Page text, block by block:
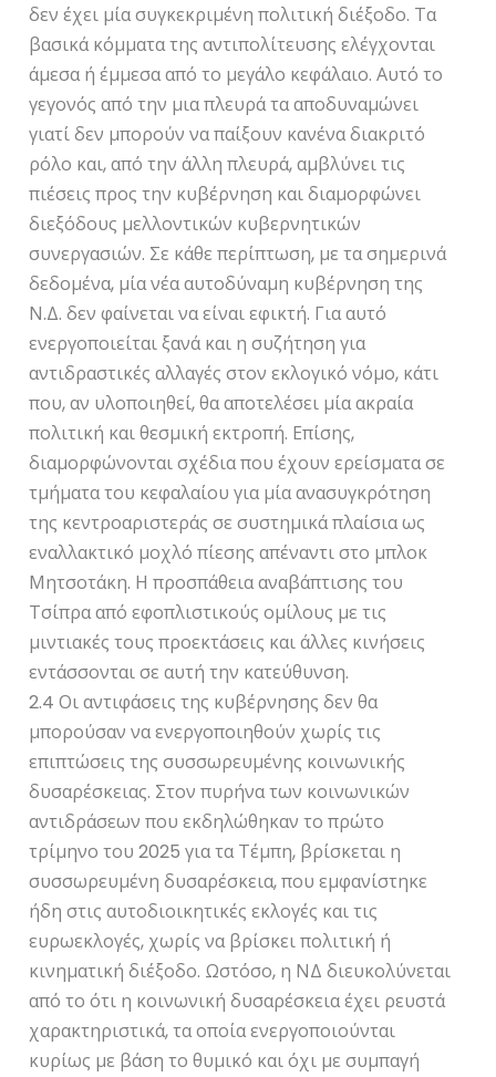
δεν έχει μία συγκεκριμένη πολιτική διέξοδο. Τα
βασικά κόμματα της αντιπολίτευσης ελέγχονται
άμεσα ή έμμεσα από το μεγάλο κεφάλαιο. Αυτό το
γεγονός από την μια πλευρά τα αποδυναμώνει
γιατί δεν μπορούν να παίξουν κανένα διακριτό
ρόλο και, από την άλλη πλευρά, αμβλύνει τις
πιέσεις προς την κυβέρνηση και διαμορφώνει
διεξόδους μελλοντικών κυβερνητικών
συνεργασιών. Σε κάθε περίπτωση, με τα σημερινά
δεδομένα, μία νέα αυτοδύναμη κυβέρνηση της
Ν.Δ. δεν φαίνεται να είναι εφικτή. Για αυτό
ενεργοποιείται ξανά και η συζήτηση για
αντιδραστικές αλλαγές στον εκλογικό νόμο, κάτι
που, αν υλοποιηθεί, θα αποτελέσει μία ακραία
πολιτική και θεσμική εκτροπή. Επίσης,
διαμορφώνονται σχέδια που έχουν ερείσματα σε
τμήματα του κεφαλαίου για μία ανασυγκρότηση
της κεντροαριστεράς σε συστημικά πλαίσια ως
εναλλακτικό μοχλό πίεσης απέναντι στο μπλοκ
Μητσοτάκη. Η προσπάθεια αναβάπτισης του
Τσίπρα από εφοπλιστικούς ομίλους με τις
μιντιακές τους προεκτάσεις και άλλες κινήσεις
εντάσσονται σε αυτή την κατεύθυνση.
2.4 Οι αντιφάσεις της κυβέρνησης δεν θα
μπορούσαν να ενεργοποιηθούν χωρίς τις
επιπτώσεις της συσσωρευμένης κοινωνικής
δυσαρέσκειας. Στον πυρήνα των κοινωνικών
αντιδράσεων που εκδηλώθηκαν το πρώτο
τρίμηνο του 2025 για τα Τέμπη, βρίσκεται η
συσσωρευμένη δυσαρέσκεια, που εμφανίστηκε
ήδη στις αυτοδιοικητικές εκλογές και τις
ευρωεκλογές, χωρίς να βρίσκει πολιτική ή
κινηματική διέξοδο. Ωστόσο, η ΝΔ διευκολύνεται
από το ότι η κοινωνική δυσαρέσκεια έχει ρευστά
χαρακτηριστικά, τα οποία ενεργοποιούνται
κυρίως με βάση το θυμικό και όχι με συμπαγή